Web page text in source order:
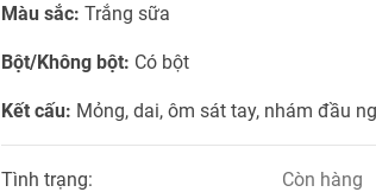
Màu sắc: Trắng sữa
Bột/Không bột: Có bột
Kết cấu: Mỏng, dai, ôm sát tay, nhám đầu
Tình trạng:
Còn hàng